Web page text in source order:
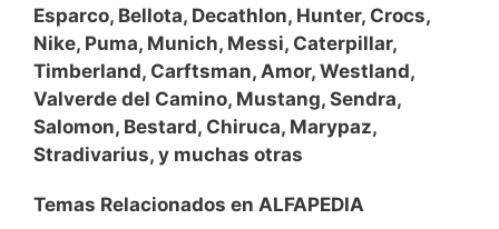
Esparco, Bellota, Decathlon, Hunter, Crocs,
Nike, Puma, Munich, Messi, Caterpillar,
Timberland, Carftsman, Amor, Westland,
Valverde del Camino, Mustang, Sendra,
Salomon, Bestard, Chiruca, Marypaz,
Stradivarius, y muchas otras
Temas Relacionados en ALFAPEDIA